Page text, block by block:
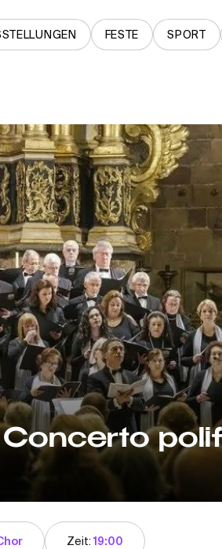
FESTE SPORT
Concerto
Zeit:19:00